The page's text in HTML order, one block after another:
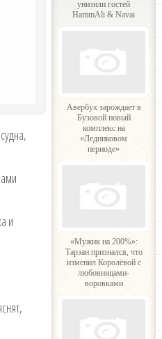
и
унизили гостей
HammAli & Navai
Авербух зарождает в
Бузовой новый
комплекс на
«Ледниковом
периоде»
«Мужик на 200%»:
Тарзан признался, что
изменил Королёвой с
любовницами-
воровками